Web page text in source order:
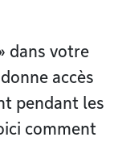
dans votre
accès
pendant les
comment